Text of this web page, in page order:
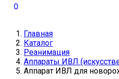
0
Главная
Каталог
Реанимация
Аппараты ИВЛ
Аппарат ИВЛ для